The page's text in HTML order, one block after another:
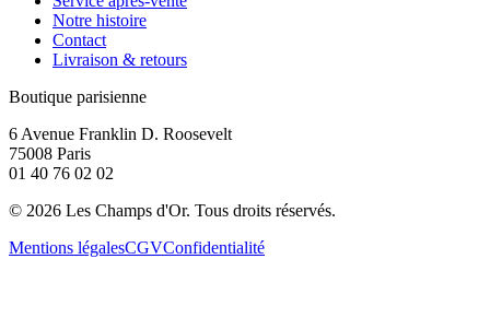
Notre histoire
Contact
Livraison & retours
Boutique parisienne
6 Avenue Franklin D. Roosevelt
75008 Paris
01 40 76 02 02
© 2026 Les Champs d'Or. Tous droits réservés.
Mentions légalesCGVConfidentialité